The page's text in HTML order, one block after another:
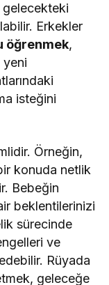
gelecekteki
Erkekler
öğrenmek,
yeni
isteğini
Örneğin,
konuda netlik
Bebeğin
beklentilerinizi
sürecinde
ve
Rüyada
geleceğe